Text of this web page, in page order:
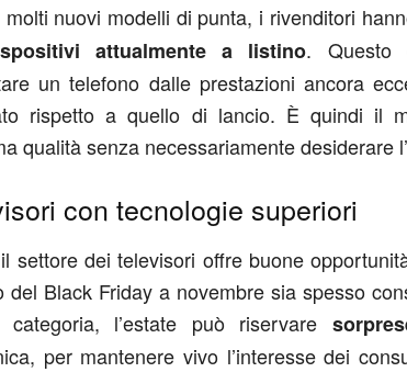
molti nuovi modelli di punta, i rivenditori
attualmente a listino. Questo
un telefono dalle prestazioni ancora
rispetto a quello di lancio. È quindi il
qualità senza necessariamente desiderare
con tecnologie superiori
settore dei televisori offre buone
del Black Friday a novembre sia spesso
categoria, l’estate può riservare
per mantenere vivo l’interesse dei